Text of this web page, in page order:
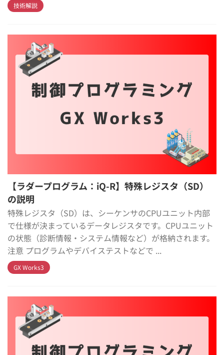
技術解説
【ラダープログラム：iQ-R】特殊レジスタ（SD）
の説明
特殊レジスタ（SD）は、シーケンサのCPUユニット内部
で仕様が決まっているデータレジスタです。CPUユニット
の状態（診断情報・システム情報など）が格納されます。
注意 プログラムやデバイステストなどで ...
GX Works3